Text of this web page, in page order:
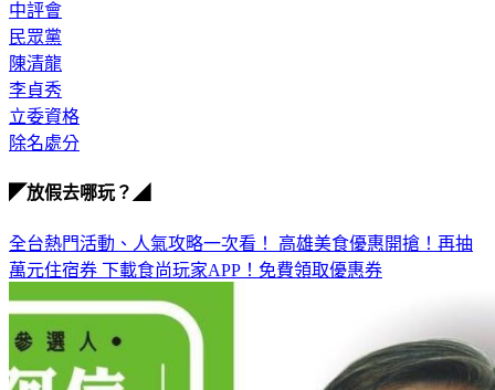
中評會
民眾黨
陳清龍
李貞秀
立委資格
除名處分
◤放假去哪玩？◢
全台熱門活動、人氣攻略一次看！ 高雄美食優惠開搶！再抽
萬元住宿券 下載食尚玩家APP！免費領取優惠券